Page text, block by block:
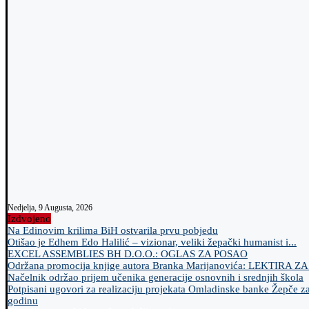
Nedjelja, 9 Augusta, 2026
Izdvojeno
Na Edinovim krilima BiH ostvarila prvu pobjedu
Otišao je Edhem Edo Halilić – vizionar, veliki žepački humanist i...
EXCEL ASSEMBLIES BH D.O.O.: OGLAS ZA POSAO
Održana promocija knjige autora Branka Marijanovića: LEKTIRA
Načelnik održao prijem učenika generacije osnovnih i srednjih škola
Potpisani ugovori za realizaciju projekata Omladinske banke Žepče
godinu